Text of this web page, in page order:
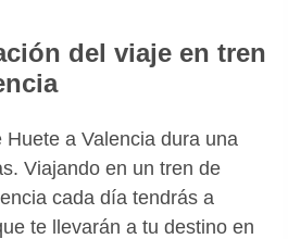
del viaje en tren
a Valencia dura una
Viajando en un tren de
cada día tendrás a
te llevarán a tu destino en